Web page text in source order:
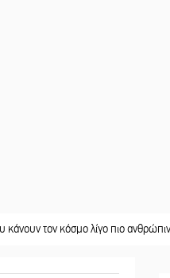
κόσμο λίγο πιο ανθρώπινο» ||